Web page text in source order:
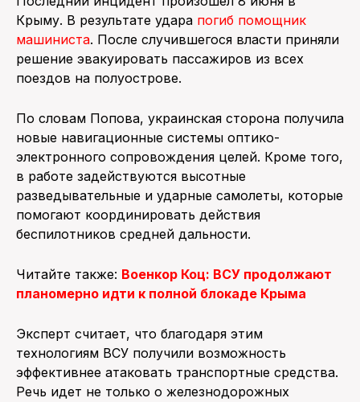
Крыму. В результате удара погиб помощник
машиниста. После случившегося власти приняли
решение эвакуировать пассажиров из всех
поездов на полуострове.
По словам Попова, украинская сторона получила
новые навигационные системы оптико-
электронного сопровождения целей. Кроме того,
в работе задействуются высотные
разведывательные и ударные самолеты, которые
помогают координировать действия
беспилотников средней дальности.
Читайте также: Военкор Коц: ВСУ продолжают
планомерно идти к полной блокаде Крыма
Эксперт считает, что благодаря этим
технологиям ВСУ получили возможность
эффективнее атаковать транспортные средства.
Речь идет не только о железнодорожных